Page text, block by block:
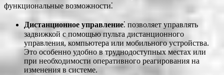
функциональные возможности⁚
Дистанционное управление⁚ позволяет управлять
задвижкой с помощью пульта дистанционного
управления, компьютера или мобильного устройства.
Это особенно удобно в труднодоступных местах или
при необходимости оперативного реагирования на
изменения в системе.